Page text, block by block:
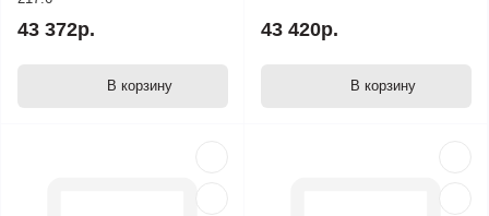
43 372р.
В корзину
43 420р.
В корзину